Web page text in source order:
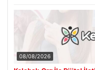
08/08/2026